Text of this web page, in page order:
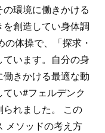
環境に働きかける
創造してい身体調
体操で、「探求・
います。自分の身
きかける最適な動
い#フェルデンク
れました。 この
メソッドの考え方